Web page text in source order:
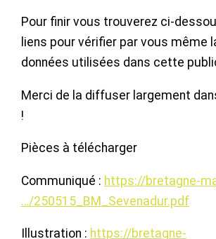
Pour finir vous trouverez ci-
liens pour vérifier par vous même
données utilisées dans cette
Merci de la diffuser largement
!
Pièces à télécharger
Communiqué : https://bretagne-
…/250515_BM_Sevenadur.pdf
Illustration : https://bretagne-